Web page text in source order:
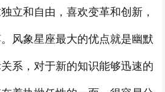
立和自由，喜欢变革和创新，
风象星座最大的优点就是幽默
系，对于新的知识能够迅速的